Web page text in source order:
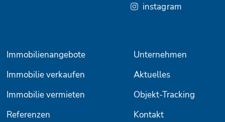
Immobilienangebote
Unternehmen
Immobilie verkaufen
Aktuelles
Immobilie vermieten
Objekt-Tracking
Referenzen
Kontakt
instagram